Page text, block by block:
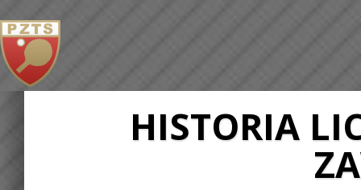
HISTORIA